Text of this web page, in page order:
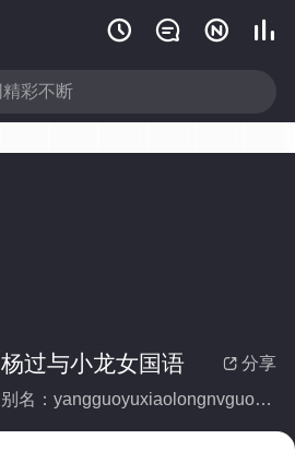
   
 分享
杨过与小龙女国语
别名：yangguoyuxiaolongnvguoyu